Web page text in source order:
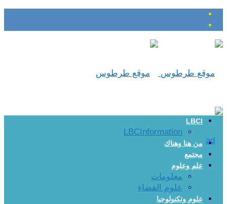
LBCI
LBCInformation
من هنا وهناك
مجتمع
علم وعلوم
معلومات
علوم الفضاء
علوم وتكنولوجيا